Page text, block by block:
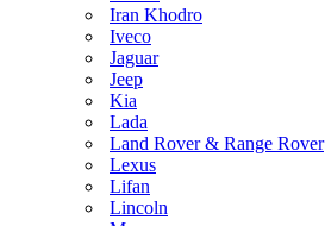
Iran Khodro
Iveco
Jaguar
Jeep
Kia
Lada
Land Rover & Range Rover
Lexus
Lifan
Lincoln